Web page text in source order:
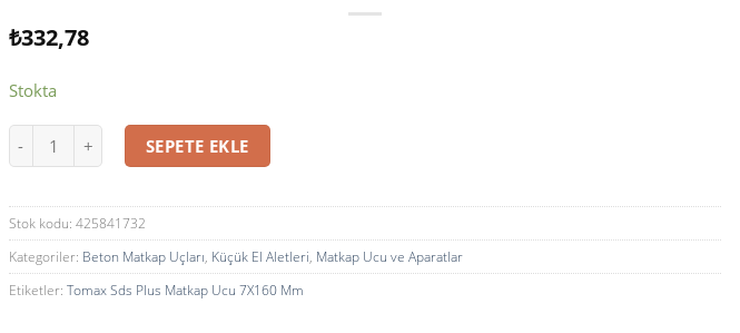
₺332,78
Stokta
Tomax Sds Plus Matkap Ucu 7X260 MM adet
SEPETE EKLE
Stok kodu: 425841732
Kategoriler: Beton Matkap Uçları, Küçük El Aletleri, Matkap Ucu ve Aparatlar
Etiketler: Tomax Sds Plus Matkap Ucu 7X160 Mm